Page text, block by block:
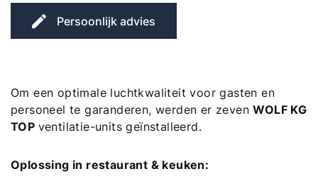
Persoonlijk advies
Om een optimale luchtkwaliteit voor gasten en
personeel te garanderen, werden er zevenWOLF KG
TOP ventilatie-units geïnstalleerd.
Oplossing in restaurant & keuken: